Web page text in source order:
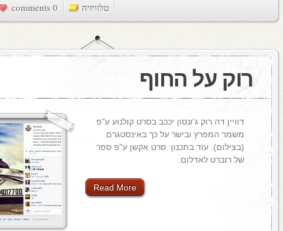
0 comments טלוויזיה
רוק על החוף
דוויין דה רוק ג'ונסון יככב בסרט קולנוע ע"פ
משמר המפרץ ובישר על כך באינסטגרם
(בצילום). עוד בתכנון: סרט אקשן ע"פ ספר
של רוברט לאדלום.
Read More